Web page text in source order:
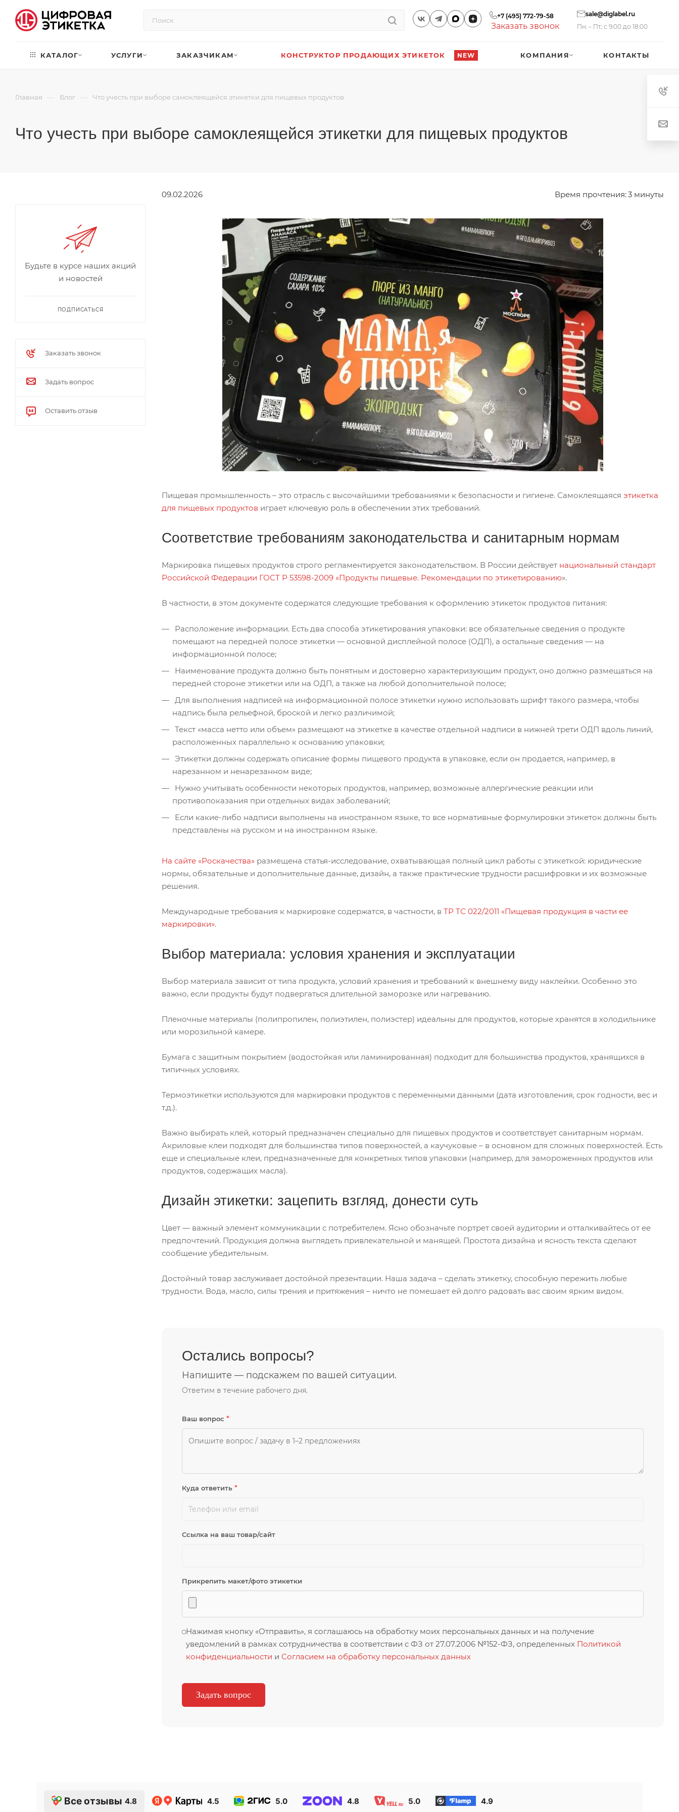
+7 (495) 772-79-58
Заказать звонок
sale@diglabel.ru
Пн. – Пт.: с 9:00 до 18:00
КАТАЛОГ УСЛУГИ ЗАКАЗЧИКАМ КОНСТРУКТОР ПРОДАЮЩИХ ЭТИКЕТОК NEW КОМПАНИЯ КОНТАКТЫ
Главная — Блог — Что учесть при выборе самоклеящейся этикетки для пищевых продуктов
Что учесть при выборе самоклеящейся этикетки для пищевых продуктов
09.02.2026 Время прочтения:3 минуты
Пищевая промышленность – это отрасль с высочайшими требованиями к безопасности и гигиене. Самоклеящаяся этикетка
для пищевых продуктов играет ключевую роль в обеспечении этих требований.
Соответствие требованиям законодательства и санитарным нормам
Маркировка пищевых продуктов строго регламентируется законодательством. В России действует национальный стандарт
Российской Федерации ГОСТ Р 53598-2009 «Продукты пищевые. Рекомендации по этикетированию».
В частности, в этом документе содержатся следующие требования к оформлению этикеток продуктов питания:
Расположение информации. Есть два способа этикетирования упаковки: все обязательные сведения о продукте
помещают на передней полосе этикетки — основной дисплейной полосе (ОДП), а остальные сведения — на
информационной полосе;
Наименование продукта должно быть понятным и достоверно характеризующим продукт, оно должно размещаться на
передней стороне этикетки или на ОДП, а также на любой дополнительной полосе;
Для выполнения надписей на информационной полосе этикетки нужно использовать шрифт такого размера, чтобы
надпись была рельефной, броской и легко различимой;
Текст «масса нетто или объем» размещают на этикетке в качестве отдельной надписи в нижней трети ОДП вдоль линий,
расположенных параллельно к основанию упаковки;
Этикетки должны содержать описание формы пищевого продукта в упаковке, если он продается, например, в
нарезанном и ненарезанном виде;
Нужно учитывать особенности некоторых продуктов, например, возможные аллергические реакции или
противопоказания при отдельных видах заболеваний;
Если какие-либо надписи выполнены на иностранном языке, то все нормативные формулировки этикеток должны быть
представлены на русском и на иностранном языке.
На сайте «Роскачества» размещена статья-исследование, охватывающая полный цикл работы с этикеткой: юридические
нормы, обязательные и дополнительные данные, дизайн, а также практические трудности расшифровки и их возможные
решения.
Международные требования к маркировке содержатся, в частности, в ТР ТС 022/2011 «Пищевая продукция в части ее
маркировки».
Выбор материала: условия хранения и эксплуатации
Выбор материала зависит от типа продукта, условий хранения и требований к внешнему виду наклейки. Особенно это
важно, если продукты будут подвергаться длительной заморозке или нагреванию.
Пленочные материалы (полипропилен, полиэтилен, полиэстер) идеальны для продуктов, которые хранятся в холодильнике
или морозильной камере.
Бумага с защитным покрытием (водостойкая или ламинированная) подходит для большинства продуктов, хранящихся в
типичных условиях.
Термоэтикетки используются для маркировки продуктов с переменными данными (дата изготовления, срок годности, вес и
т.д.).
Важно выбирать клей, который предназначен специально для пищевых продуктов и соответствует санитарным нормам.
Акриловые клеи подходят для большинства типов поверхностей, а каучуковые – в основном для сложных поверхностей. Есть
еще и специальные клеи, предназначенные для конкретных типов упаковки (например, для замороженных продуктов или
продуктов, содержащих масла).
Дизайн этикетки: зацепить взгляд, донести суть
Цвет — важный элемент коммуникации с потребителем. Ясно обозначьте портрет своей аудитории и отталкивайтесь от ее
предпочтений. Продукция должна выглядеть привлекательной и манящей. Простота дизайна и ясность текста сделают
сообщение убедительным.
Достойный товар заслуживает достойной презентации. Наша задача – сделать этикетку, способную пережить любые
трудности. Вода, масло, силы трения и притяжения – ничто не помешает ей долго радовать вас своим ярким видом.
Остались вопросы?
Напишите — подскажем по вашей ситуации.
Ответим в течение рабочего дня.
Ваш вопрос *
Куда ответить *
Ссылка на ваш товар/сайт
Прикрепить макет/фото этикетки
Нажимая кнопку «Отправить», я соглашаюсь на обработку моих персональных данных и на получение
уведомлений в рамках сотрудничества в соответствии с ФЗ от 27.07.2006 №152-ФЗ, определенных Политикой
конфиденциальности и Согласием на обработку персональных данных
Будьте в курсе наших акций
и новостей
ПОДПИСАТЬСЯ
Заказать звонок
Задать вопрос
Оставить отзыв
Все отзывы 4.8 4.5 5.0 4.8 5.0 4.9